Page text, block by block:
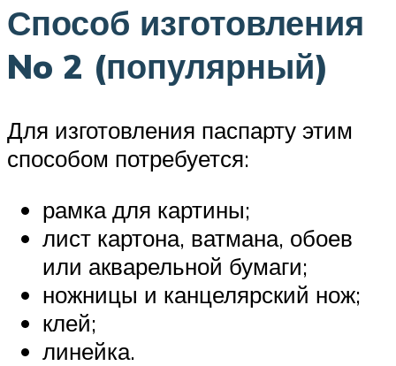
Способ изготовления
No 2 (популярный)
Для изготовления паспарту этим
способом потребуется:
рамка для картины;
лист картона, ватмана, обоев
или акварельной бумаги;
ножницы и канцелярский нож;
клей;
линейка.